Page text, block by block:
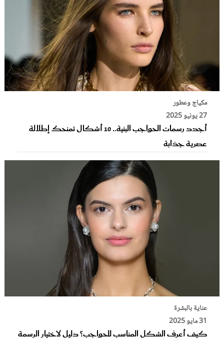
مكياج وعطور
27 يونيو 2025
أجدد رسمات الحواجب البنية.. 10 أشكال تمنحك إطلالة
عصرية جذابة
عناية بالبشرة
31 مايو 2025
كيف أعرف الشكل المناسب للحواجب؟ دليل لاختيار الرسمة